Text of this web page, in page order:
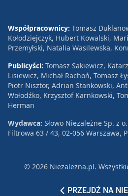
PRZEJDŹ NA
Współpracownicy: Tomasz
Kołodziejczyk, Hubert Kowalski,
Przemyłski, Natalia Wasilewska,
Publicyści: Tomasz Sakiewicz,
Lisiewicz, Michał Rachoń, Tomasz
Piotr Nisztor, Adrian Stankowski,
Wołodźko, Krzysztof Karnkowski,
Herman
Wydawca: Słowo Niezależne Sp. z
Filtrowa 63 / 43, 02-056 Warszawa,
© 2026 Niezależna.pl.
Reklama